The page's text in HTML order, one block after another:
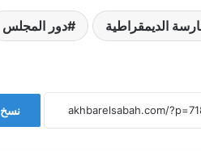
الديمقراطية دور المجلس
نسخ